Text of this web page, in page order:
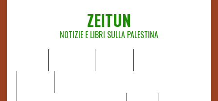
ZEITUN
NOTIZIE E LIBRI SULLA PALESTINA